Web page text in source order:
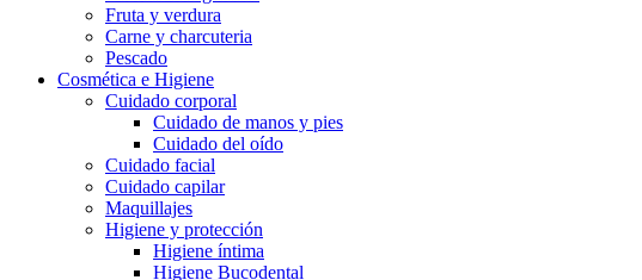
Fruta y verdura
Carne y charcuteria
Pescado
Cosmética e Higiene
Cuidado corporal
Cuidado de manos y pies
Cuidado del oído
Cuidado facial
Cuidado capilar
Maquillajes
Higiene y protección
Higiene íntima
Higiene Bucodental